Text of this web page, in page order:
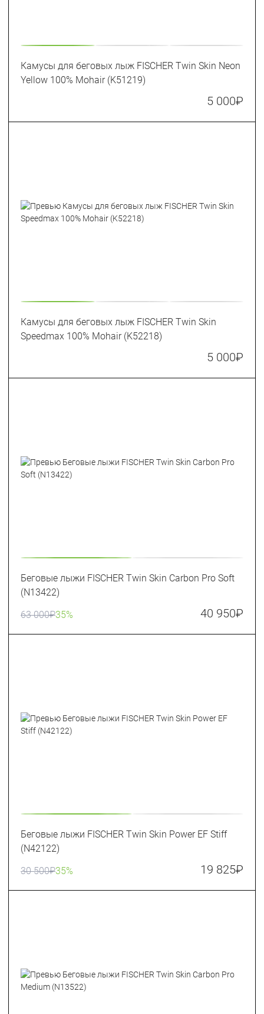
Камусы для беговых лыж FISCHER Twin Skin Neon
Yellow 100% Mohair (K51219)
5 000₽
Камусы для беговых лыж FISCHER Twin Skin
Speedmax 100% Mohair (K52218)
5 000₽
Беговые лыжи FISCHER Twin Skin Carbon Pro Soft
(N13422)
63 000₽35% 40 950₽
Беговые лыжи FISCHER Twin Skin Power EF Stiff
(N42122)
30 500₽35% 19 825₽